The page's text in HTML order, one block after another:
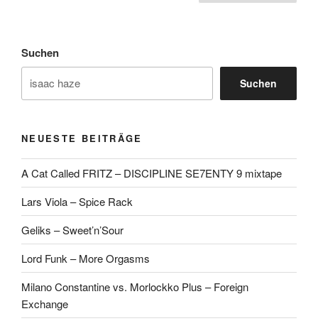
Suchen
Suchen
NEUESTE BEITRÄGE
A Cat Called FRITZ – DISCIPLINE SE7ENTY 9 mixtape
Lars Viola – Spice Rack
Geliks – Sweet’n’Sour
Lord Funk – More Orgasms
Milano Constantine vs. Morlockko Plus – Foreign
Exchange